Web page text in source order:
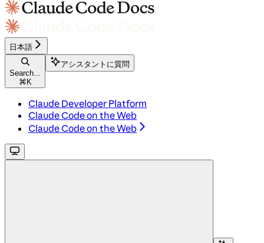
日本語
Search...
⌘ K
アシスタントに質問
Claude Developer Platform
Claude Code on the Web
Claude Code on the Web